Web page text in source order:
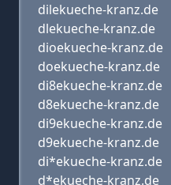
dilekueche-kranz.de
dlekueche-kranz.de
dioekueche-kranz.de
doekueche-kranz.de
di8ekueche-kranz.de
d8ekueche-kranz.de
di9ekueche-kranz.de
d9ekueche-kranz.de
di*ekueche-kranz.de
d*ekueche-kranz.de